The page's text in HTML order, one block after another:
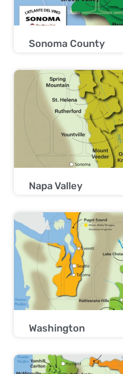
Sonoma County
Napa Valley
Washington